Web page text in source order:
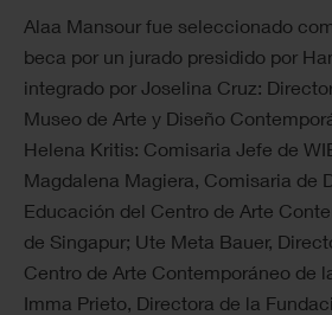
Alaa Mansour fue seleccionado
beca por un jurado presidido por
integrado por Joselina Cruz:
Museo de Arte y Diseño
Helena Kritis: Comisaria Jefe de
Magdalena Magiera, Comisaria de
Educación del Centro de Arte
de Singapur; Ute Meta Bauer,
Centro de Arte Contemporáneo de
Imma Prieto, Directora de la